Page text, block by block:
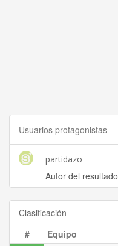
Usuarios protagonistas
partidazo
Autor del resultado
Clasificación
#
Equipo